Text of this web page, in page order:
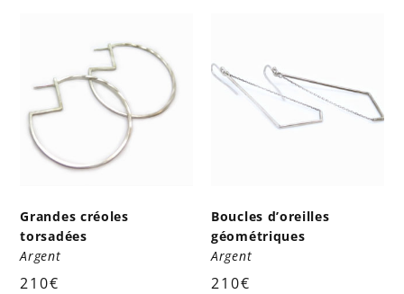
Grandes créoles
torsadées
Argent
210€
Boucles d’oreilles
géométriques
Argent
210€